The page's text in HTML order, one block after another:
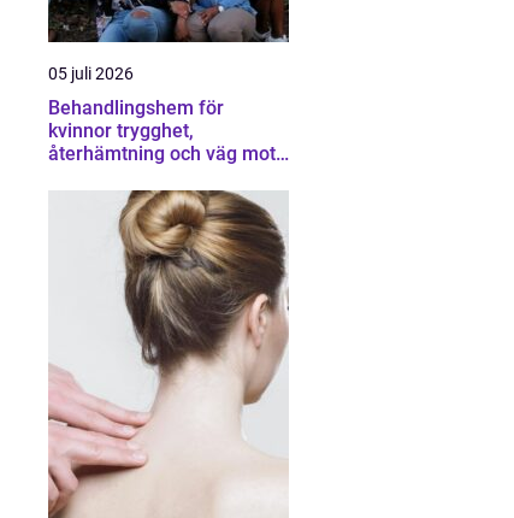
05 juli 2026
Behandlingshem för
kvinnor trygghet,
återhämtning och väg mot